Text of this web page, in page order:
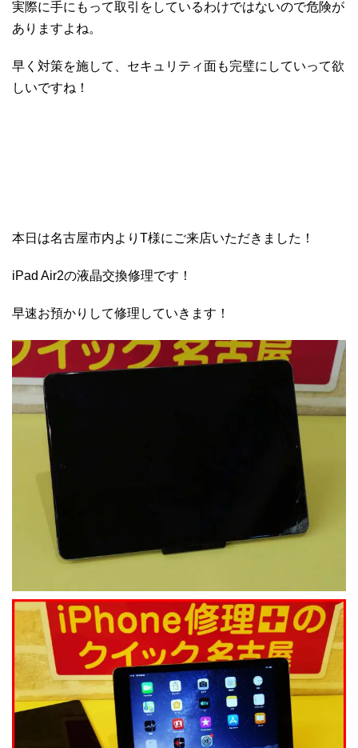
実際に手にもって取引をしているわけではないので危険が
ありますよね。
早く対策を施して、セキュリティ面も完璧にしていって欲
しいですね！
本日は名古屋市内よりT様にご来店いただきました！
iPad Air2の液晶交換修理です！
早速お預かりして修理していきます！